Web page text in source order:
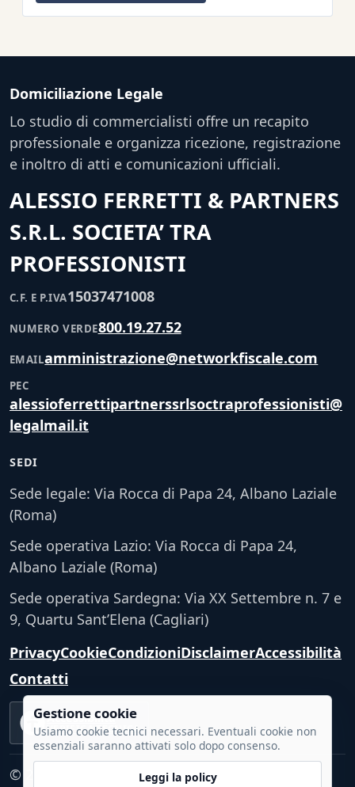
Domiciliazione Legale
Lo studio di commercialisti offre un recapito
professionale e organizza ricezione, registrazione
e inoltro di atti e comunicazioni ufficiali.
ALESSIO FERRETTI & PARTNERS
S.R.L. SOCIETA’ TRA
PROFESSIONISTI
C.F. E P.IVA15037471008
NUMERO VERDE800.19.27.52
EMAILamministrazione@networkfiscale.com
PEC
alessioferrettipartnerssrlsoctraprofessionisti@
legalmail.it
SEDI
Sede legale: Via Rocca di Papa 24, Albano Laziale
(Roma)
Sede operativa Lazio: Via Rocca di Papa 24,
Albano Laziale (Roma)
Sede operativa Sardegna: Via XX Settembre n. 7 e
9, Quartu Sant’Elena (Cagliari)
PrivacyCookieCondizioniDisclaimerAccessibilità
Contatti
Accessibilità
VERIFICA TECNICA
© 2026 - Tutti i diritti riservati.
Gestione cookie
Usiamo cookie tecnici necessari. Eventuali cookie non
essenziali saranno attivati solo dopo consenso.
Leggi la policy